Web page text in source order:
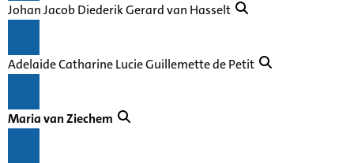
Johan Jacob Diederik Gerard van Hasselt
Adelaide Catharine Lucie Guillemette de Petit
Maria van Ziechem